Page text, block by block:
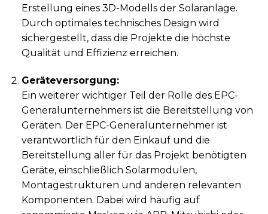
Erstellung eines 3D-Modells der Solaranlage.
Durch optimales technisches Design wird
sichergestellt, dass die Projekte die höchste
Qualität und Effizienz erreichen.
Geräteversorgung:
Ein weiterer wichtiger Teil der Rolle des EPC-
Generalunternehmers ist die Bereitstellung von
Geräten. Der EPC-Generalunternehmer ist
verantwortlich für den Einkauf und die
Bereitstellung aller für das Projekt benötigten
Geräte, einschließlich Solarmodulen,
Montagestrukturen und anderen relevanten
Komponenten. Dabei wird häufig auf